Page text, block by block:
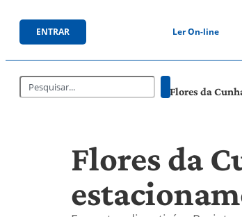
ENTRAR Ler On-line
Flores da
Flores da